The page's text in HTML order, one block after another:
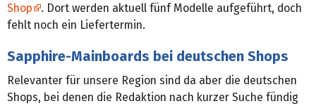
Shop
. Dort werden aktuell fünf Modelle aufgeführt, doch
fehlt noch ein Liefertermin.
Sapphire-Mainboards bei deutschen Shops
Relevanter für unsere Region sind da aber die deutschen
Shops, bei denen die Redaktion nach kurzer Suche fündig